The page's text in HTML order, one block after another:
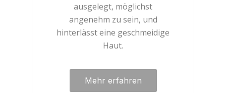
ausgelegt, möglichst
angenehm zu sein, und
hinterlässt eine geschmeidige
Haut.
Mehr erfahren